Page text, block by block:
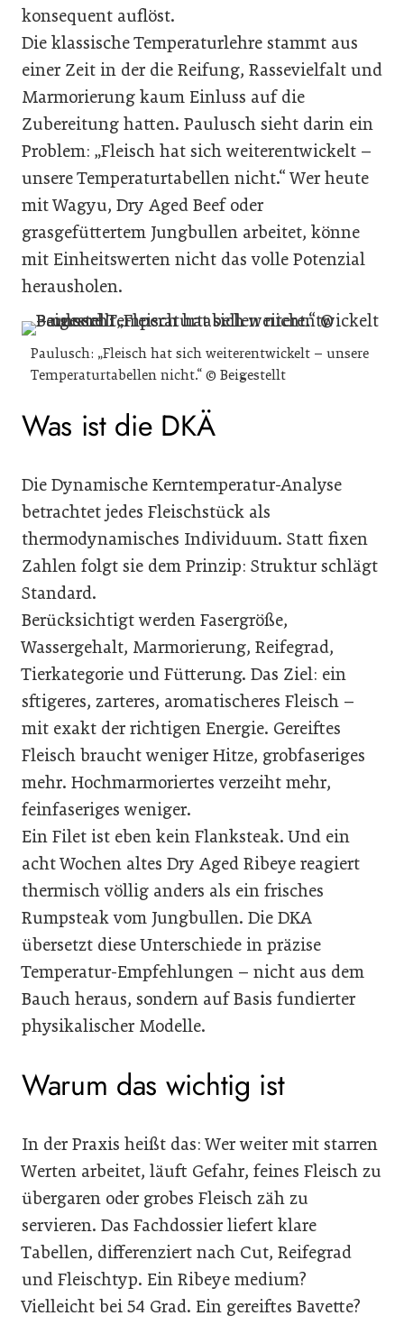
konsequent auflöst.
Die klassische Temperaturlehre stammt aus
einer Zeit in der die Reifung, Rassevielfalt und
Marmorierung kaum Einluss auf die
Zubereitung hatten. Paulusch sieht darin ein
Problem: „Fleisch hat sich weiterentwickelt –
unsere Temperaturtabellen nicht.“ Wer heute
mit Wagyu, Dry Aged Beef oder
grasgefüttertem Jungbullen arbeitet, könne
mit Einheitswerten nicht das volle Potenzial
herausholen.
Paulusch: „Fleisch hat sich weiterentwickelt – unsere
Temperaturtabellen nicht.“ © Beigestellt
Was ist die DKÄ
Die Dynamische Kerntemperatur-Analyse
betrachtet jedes Fleischstück als
thermodynamisches Individuum. Statt fixen
Zahlen folgt sie dem Prinzip: Struktur schlägt
Standard.
Berücksichtigt werden Fasergröße,
Wassergehalt, Marmorierung, Reifegrad,
Tierkategorie und Fütterung. Das Ziel: ein
sftigeres, zarteres, aromatischeres Fleisch –
mit exakt der richtigen Energie. Gereiftes
Fleisch braucht weniger Hitze, grobfaseriges
mehr. Hochmarmoriertes verzeiht mehr,
feinfaseriges weniger.
Ein Filet ist eben kein Flanksteak. Und ein
acht Wochen altes Dry Aged Ribeye reagiert
thermisch völlig anders als ein frisches
Rumpsteak vom Jungbullen. Die DKA
übersetzt diese Unterschiede in präzise
Temperatur-Empfehlungen – nicht aus dem
Bauch heraus, sondern auf Basis fundierter
physikalischer Modelle.
Warum das wichtig ist
In der Praxis heißt das: Wer weiter mit starren
Werten arbeitet, läuft Gefahr, feines Fleisch zu
übergaren oder grobes Fleisch zäh zu
servieren. Das Fachdossier liefert klare
Tabellen, differenziert nach Cut, Reifegrad
und Fleischtyp. Ein Ribeye medium?
Vielleicht bei 54 Grad. Ein gereiftes Bavette?